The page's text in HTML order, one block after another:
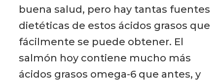
buena salud, pero hay tantas fuentes
dietéticas de estos ácidos grasos que
fácilmente se puede obtener. El
salmón hoy contiene mucho más
ácidos grasos omega-6 que antes, y